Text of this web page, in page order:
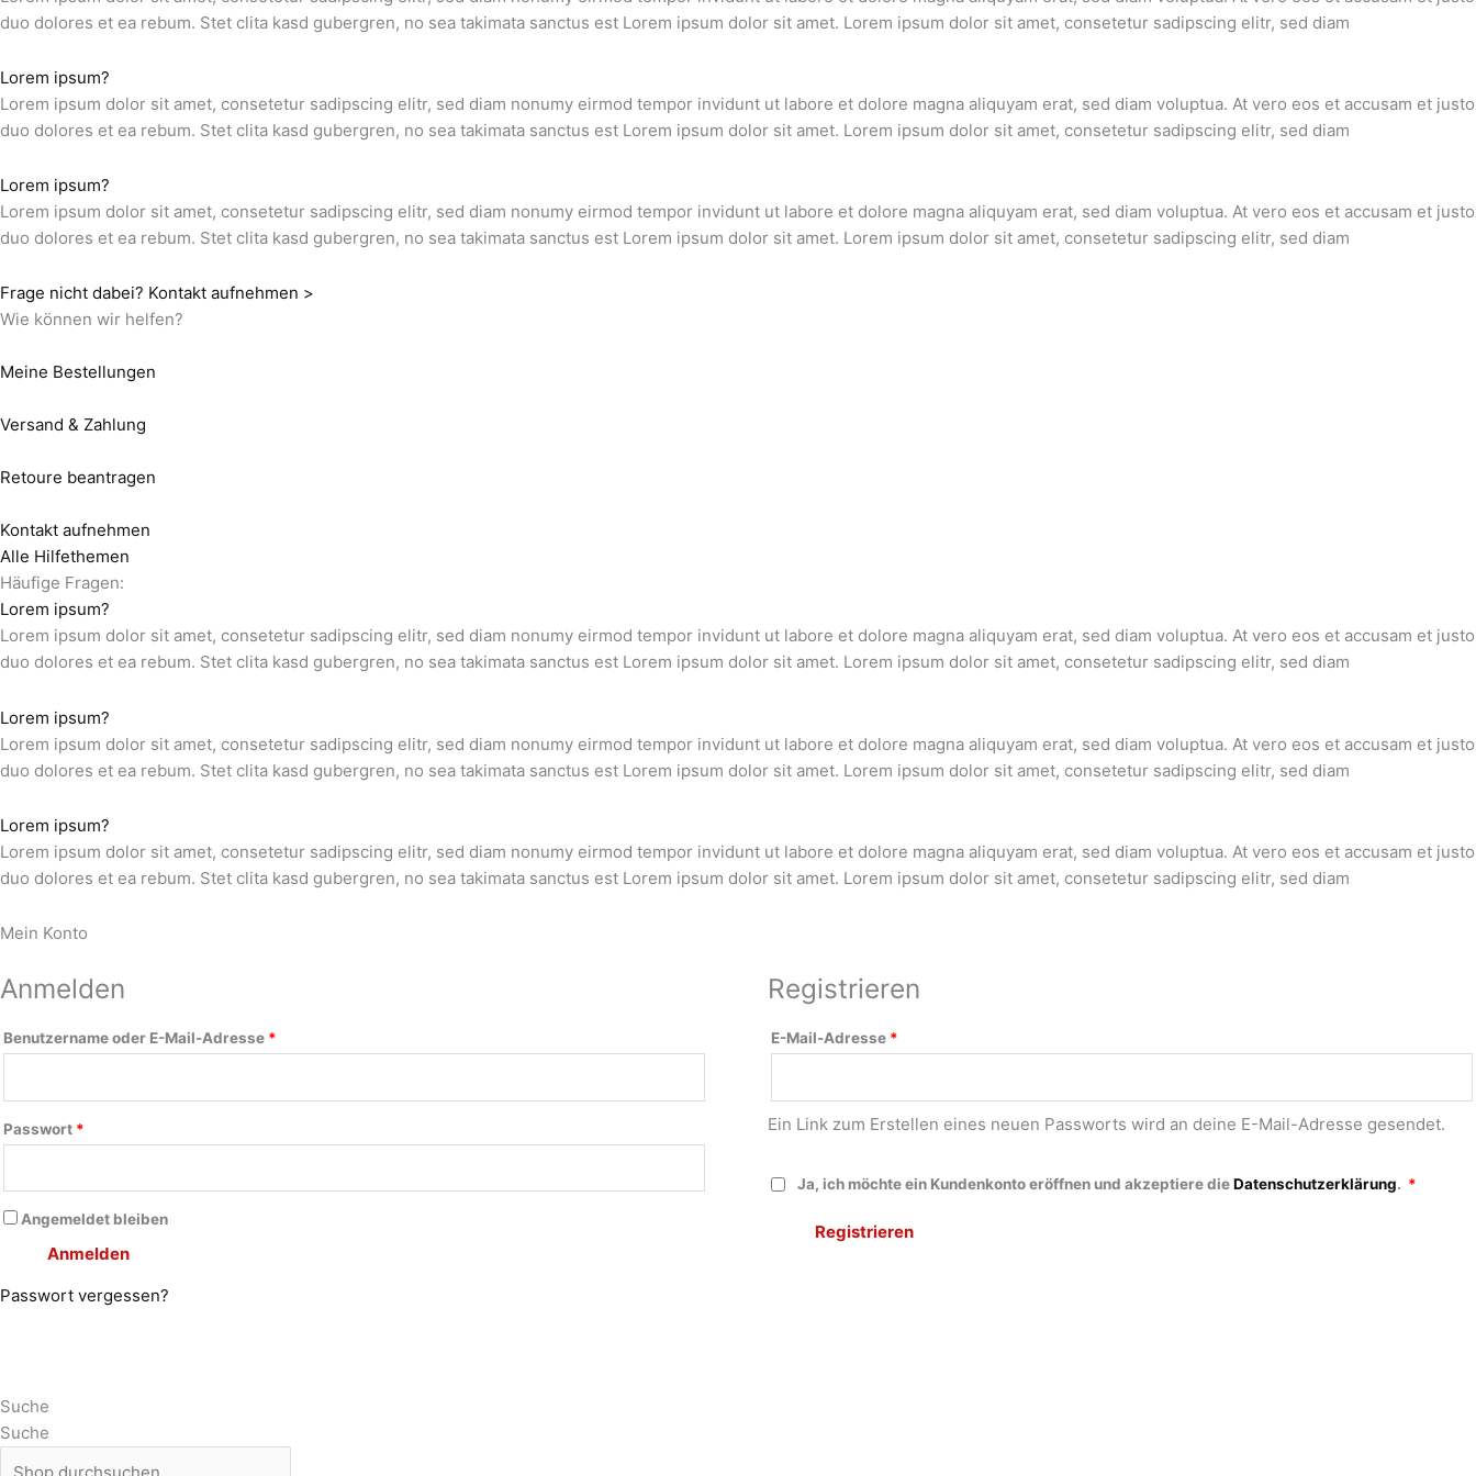
duo dolores et ea rebum. Stet clita kasd gubergren, no sea takimata sanctus est Lorem ipsum dolor sit amet. Lorem ipsum dolor sit amet, consetetur sadipscing elitr, sed diam
Lorem ipsum?
Lorem ipsum dolor sit amet, consetetur sadipscing elitr, sed diam nonumy eirmod tempor invidunt ut labore et dolore magna aliquyam erat, sed diam voluptua. At vero eos et accusam et justo
duo dolores et ea rebum. Stet clita kasd gubergren, no sea takimata sanctus est Lorem ipsum dolor sit amet. Lorem ipsum dolor sit amet, consetetur sadipscing elitr, sed diam
Lorem ipsum?
Lorem ipsum dolor sit amet, consetetur sadipscing elitr, sed diam nonumy eirmod tempor invidunt ut labore et dolore magna aliquyam erat, sed diam voluptua. At vero eos et accusam et justo
duo dolores et ea rebum. Stet clita kasd gubergren, no sea takimata sanctus est Lorem ipsum dolor sit amet. Lorem ipsum dolor sit amet, consetetur sadipscing elitr, sed diam
Frage nicht dabei? Kontakt aufnehmen >
Wie können wir helfen?
Meine Bestellungen
Versand & Zahlung
Retoure beantragen
Kontakt aufnehmen
Alle Hilfethemen
Häufige Fragen:
Lorem ipsum?
Lorem ipsum dolor sit amet, consetetur sadipscing elitr, sed diam nonumy eirmod tempor invidunt ut labore et dolore magna aliquyam erat, sed diam voluptua. At vero eos et accusam et justo
duo dolores et ea rebum. Stet clita kasd gubergren, no sea takimata sanctus est Lorem ipsum dolor sit amet. Lorem ipsum dolor sit amet, consetetur sadipscing elitr, sed diam
Lorem ipsum?
Lorem ipsum dolor sit amet, consetetur sadipscing elitr, sed diam nonumy eirmod tempor invidunt ut labore et dolore magna aliquyam erat, sed diam voluptua. At vero eos et accusam et justo
duo dolores et ea rebum. Stet clita kasd gubergren, no sea takimata sanctus est Lorem ipsum dolor sit amet. Lorem ipsum dolor sit amet, consetetur sadipscing elitr, sed diam
Lorem ipsum?
Lorem ipsum dolor sit amet, consetetur sadipscing elitr, sed diam nonumy eirmod tempor invidunt ut labore et dolore magna aliquyam erat, sed diam voluptua. At vero eos et accusam et justo
duo dolores et ea rebum. Stet clita kasd gubergren, no sea takimata sanctus est Lorem ipsum dolor sit amet. Lorem ipsum dolor sit amet, consetetur sadipscing elitr, sed diam
Mein Konto
Anmelden
Benutzername oder E-Mail-Adresse *
Passwort *
Angemeldet bleiben
Anmelden
Passwort vergessen?
Registrieren
E-Mail-Adresse *
Ein Link zum Erstellen eines neuen Passworts wird an deine E-Mail-Adresse gesendet.
Ja, ich möchte ein Kundenkonto eröffnen und akzeptiere dieDatenschutzerklärung. *
Registrieren
Suche
Suche